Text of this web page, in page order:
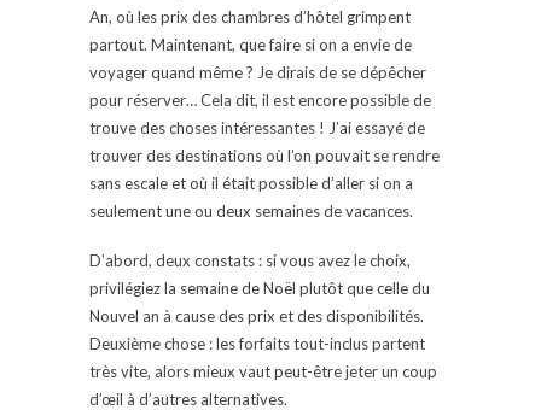
An, où les prix des chambres d’hôtel grimpent
partout. Maintenant, que faire si on a envie de
voyager quand même ? Je dirais de se dépêcher
pour réserver… Cela dit, il est encore possible de
trouve des choses intéressantes ! J’ai essayé de
trouver des destinations où l’on pouvait se rendre
sans escale et où il était possible d’aller si on a
seulement une ou deux semaines de vacances.
D’abord, deux constats : si vous avez le choix,
privilégiez la semaine de Noël plutôt que celle du
Nouvel an à cause des prix et des disponibilités.
Deuxième chose : les forfaits tout-inclus partent
très vite, alors mieux vaut peut-être jeter un coup
d’œil à d’autres alternatives.